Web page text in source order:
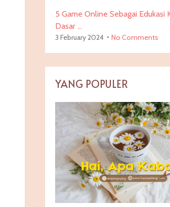
5 Game Online Sebagai Edukasi
Dasar …
3 February 2024 No Comments
YANG POPULER